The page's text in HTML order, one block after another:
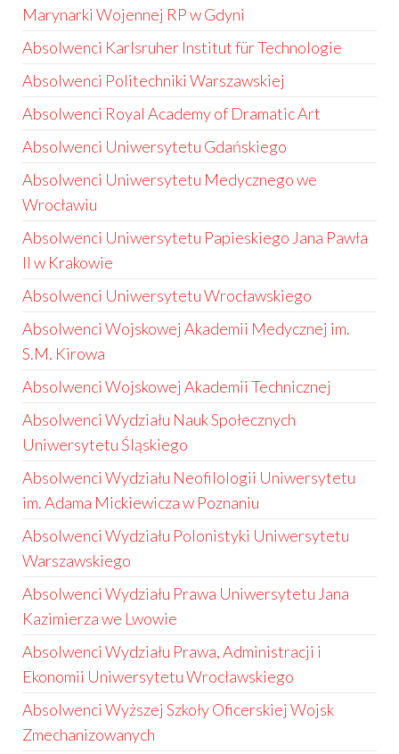
Marynarki Wojennej RP w Gdyni
Absolwenci Karlsruher Institut für Technologie
Absolwenci Politechniki Warszawskiej
Absolwenci Royal Academy of Dramatic Art
Absolwenci Uniwersytetu Gdańskiego
Absolwenci Uniwersytetu Medycznego we
Wrocławiu
Absolwenci Uniwersytetu Papieskiego Jana Pawła
II w Krakowie
Absolwenci Uniwersytetu Wrocławskiego
Absolwenci Wojskowej Akademii Medycznej im.
S.M. Kirowa
Absolwenci Wojskowej Akademii Technicznej
Absolwenci Wydziału Nauk Społecznych
Uniwersytetu Śląskiego
Absolwenci Wydziału Neofilologii Uniwersytetu
im. Adama Mickiewicza w Poznaniu
Absolwenci Wydziału Polonistyki Uniwersytetu
Warszawskiego
Absolwenci Wydziału Prawa Uniwersytetu Jana
Kazimierza we Lwowie
Absolwenci Wydziału Prawa, Administracji i
Ekonomii Uniwersytetu Wrocławskiego
Absolwenci Wyższej Szkoły Oficerskiej Wojsk
Zmechanizowanych